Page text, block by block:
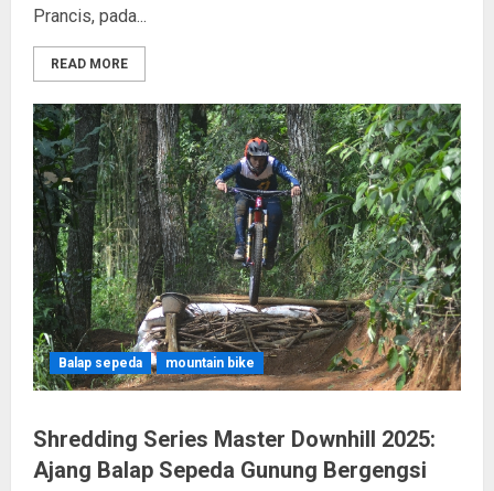
Prancis, pada...
READ MORE
Balap sepeda mountain bike
Shredding Series Master Downhill 2025:
Ajang Balap Sepeda Gunung Bergengsi